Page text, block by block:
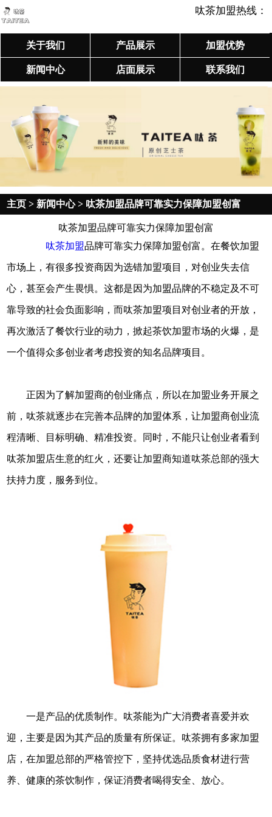
呔茶加盟热线：
关于我们 产品展示 加盟优势
新闻中心 店面展示 联系我们
主页 > 新闻中心> 呔茶加盟品牌可靠实力保障加盟创富
呔茶加盟品牌可靠实力保障加盟创富
呔茶加盟品牌可靠实力保障加盟创富。在餐饮加盟
市场上，有很多投资商因为选错加盟项目，对创业失去信
心，甚至会产生畏惧。这都是因为加盟品牌的不稳定及不可
靠导致的社会负面影响，而呔茶加盟项目对创业者的开放，
再次激活了餐饮行业的动力，掀起茶饮加盟市场的火爆，是
一个值得众多创业者考虑投资的知名品牌项目。
正因为了解加盟商的创业痛点，所以在加盟业务开展之
前，呔茶就逐步在完善本品牌的加盟体系，让加盟商创业流
程清晰、目标明确、精准投资。同时，不能只让创业者看到
呔茶加盟店生意的红火，还要让加盟商知道呔茶总部的强大
扶持力度，服务到位。
一是产品的优质制作。呔茶能为广大消费者喜爱并欢
迎，主要是因为其产品的质量有所保证。呔茶拥有多家加盟
店，在加盟总部的严格管控下，坚持优选品质食材进行营
养、健康的茶饮制作，保证消费者喝得安全、放心。